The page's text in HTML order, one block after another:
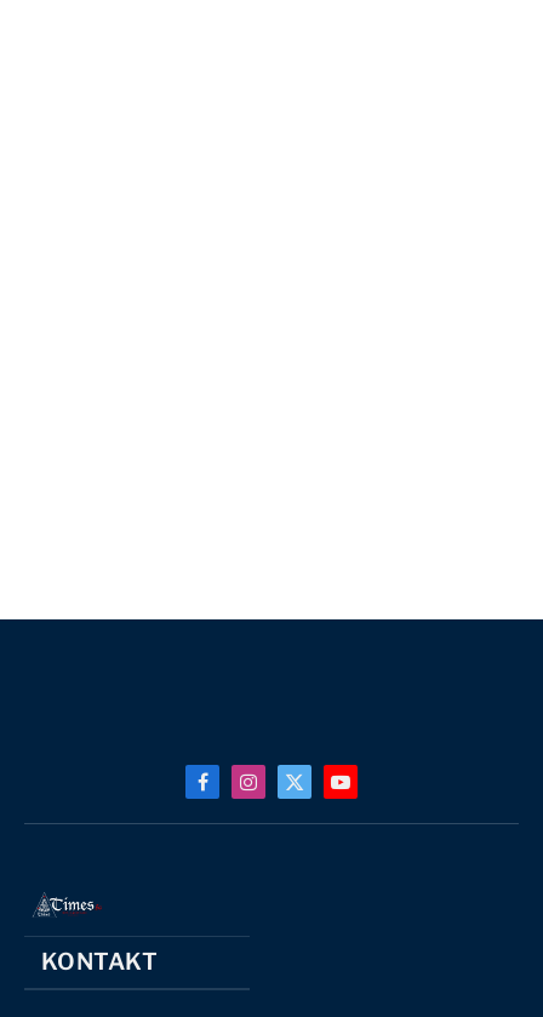
FacebookInstagram
X
(Twitter)
YouTube
KONTAKT